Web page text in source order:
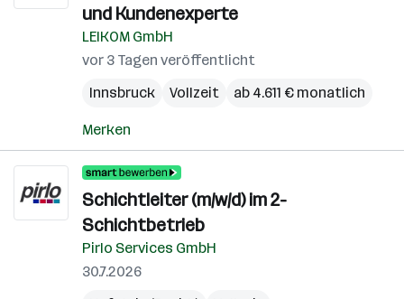
und Kundenexperte
LEIKOM GmbH
vor 3 Tagen veröffentlicht
Innsbruck
Vollzeit ab 4.611 € monatlich
Merken
Schichtleiter (m/w/d) im 2-
Schichtbetrieb
Pirlo Services GmbH
30.7.2026